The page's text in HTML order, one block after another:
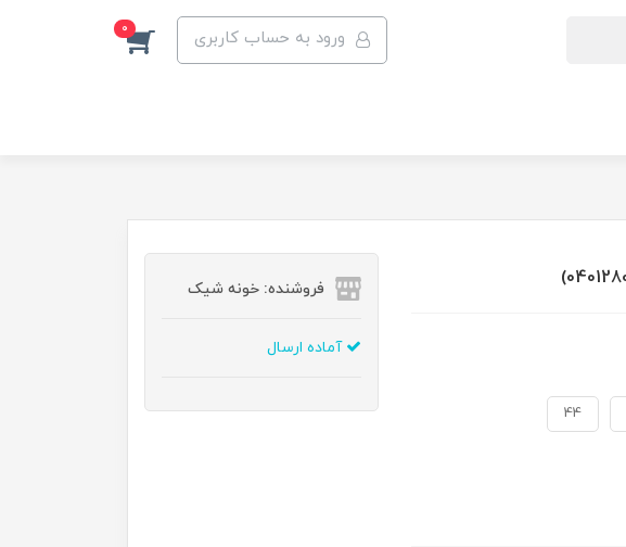
ورود به حساب کاربری 0
44
فروشنده: خونه شیک
آماده ارسال